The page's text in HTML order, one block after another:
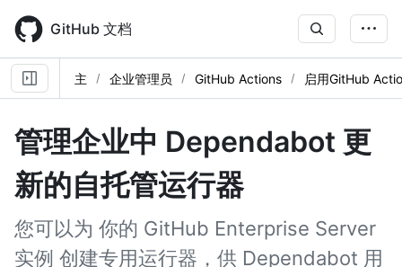
main
content
GitHub 文档
主 企业管理员 GitHub Actions 启用GitHub
管理企业中 Dependabot 更
新的自托管运行器
您可以为 你的 GitHub Enterprise Server
实例 创建专用运行器，供 Dependabot 用